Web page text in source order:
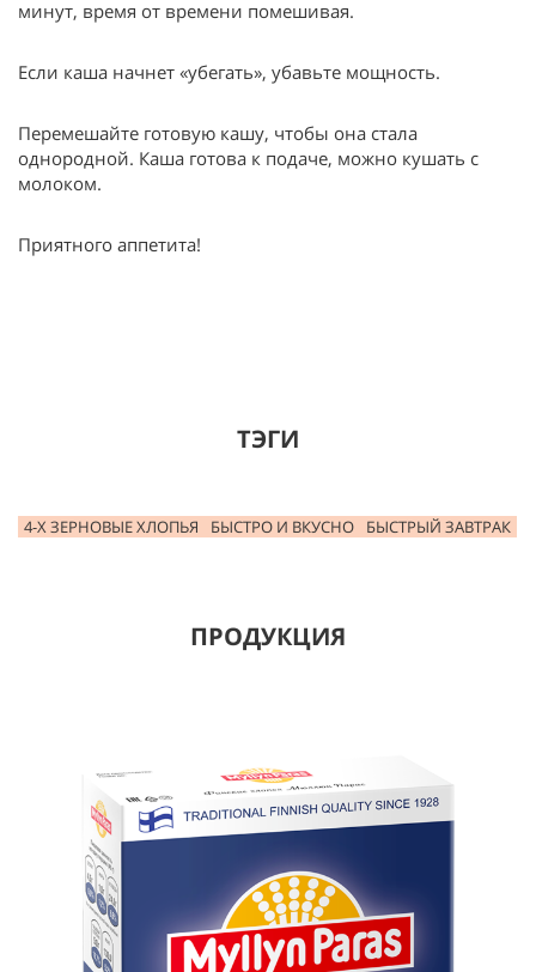
минут, время от времени помешивая.
Если каша начнет «убегать», убавьте мощность.
Перемешайте готовую кашу, чтобы она стала
однородной. Каша готова к подаче, можно кушать с
молоком.
Приятного аппетита!
ТЭГИ
4-Х ЗЕРНОВЫЕ ХЛОПЬЯ БЫСТРО И ВКУСНО БЫСТРЫЙ ЗАВТРАК
ПРОДУКЦИЯ